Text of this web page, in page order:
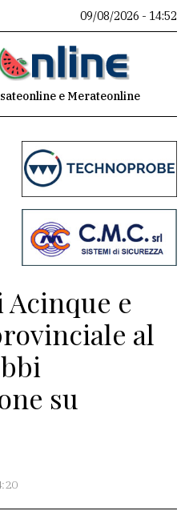
09/08/2026 - 14:52
e Merateonline
e
al
su